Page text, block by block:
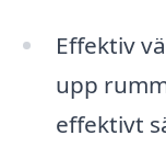
Effektiv
upp
effektivt